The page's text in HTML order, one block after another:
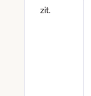
zit.